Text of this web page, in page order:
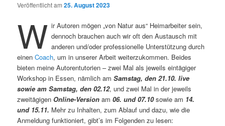
Veröffentlicht am25. August 2023
W ir Autoren mögen „von Natur aus“ Heimarbeiter sein,
dennoch brauchen auch wir oft den Austausch mit
anderen und/oder professionelle Unterstützung durch
einenCoach, um in unserer Arbeit weiterzukommen. Beides
bieten meine Autorentutorien – zwei Mal als jeweils eintägiger
Workshop in Essen, nämlich amSamstag, den21.10. live
sowie am Samstag, den 02.12, und zwei Mal in der jeweils
zweitägigen Online-Version am06. und 07.10sowie am 14.
und 15.11. Mehr zu Inhalten, zum Ablauf und dazu, wie die
Anmeldung funktioniert, gibt’s im Folgenden zu lesen: